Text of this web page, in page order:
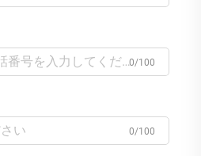
0/100
0/100